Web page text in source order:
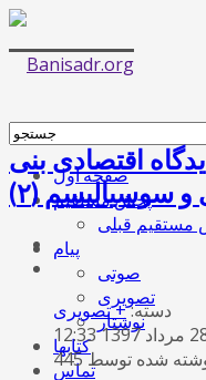
صفحه اول
پخش مستقیم
مستقیم قبلی
پیام
صوتی
تصویری
نوشتار
کتابها
تماس
اقتصادی بنی
سوسیالیسم (۲)
دسته:+ تصویری